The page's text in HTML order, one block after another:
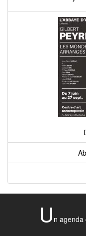
U n agenda